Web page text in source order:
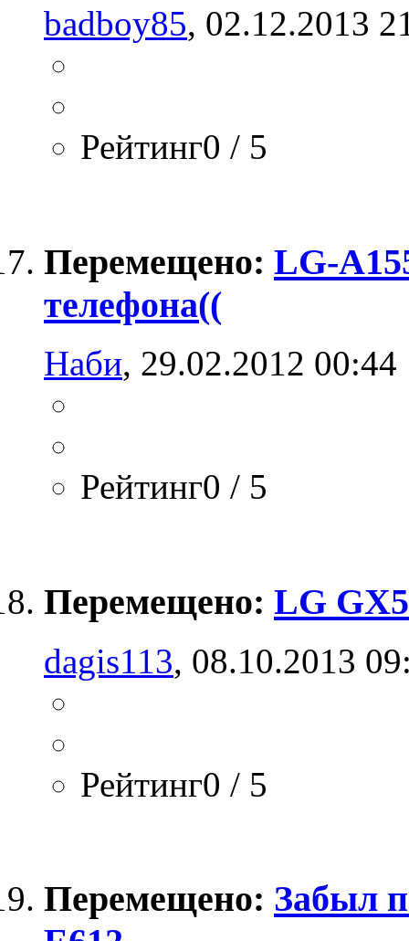
badboy85, 02.12.2013
Рейтинг0 / 5
Перемещено: LG-
телефона((
Наби, 29.02.2012 00:44
Рейтинг0 / 5
Перемещено: LG
dagis113, 08.10.2013
Рейтинг0 / 5
Перемещено: Забыл